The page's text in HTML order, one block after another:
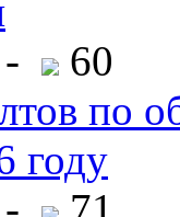
60
по
году